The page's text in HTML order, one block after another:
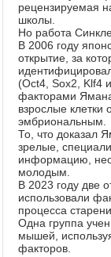
рецензируемая
школы.
Но работа
В 2006 году
открытие, за
(Oct4, Sox2, Klf4
факторами
взрослые клетки
эмбриональным.
То, что доказал
зрелые,
информацию,
молодым.
В 2023 году две
использовали
процесса
Одна группа
мышей,
факторов.